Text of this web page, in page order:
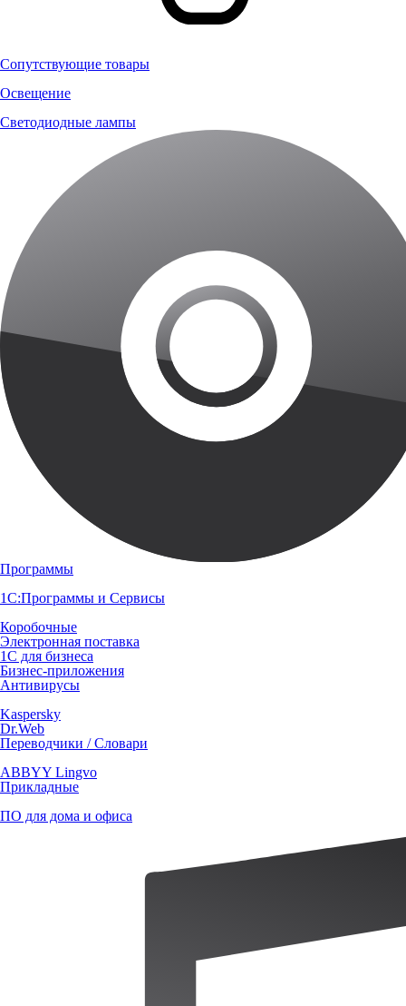
Сопутствующие товары
Освещение
Светодиодные лампы
Программы
1С:Программы и Сервисы
Коробочные
Электронная поставка
1С для бизнеса
Бизнес-приложения
Антивирусы
Kaspersky
Dr.Web
Переводчики / Словари
ABBYY Lingvo
Прикладные
ПО для дома и офиса